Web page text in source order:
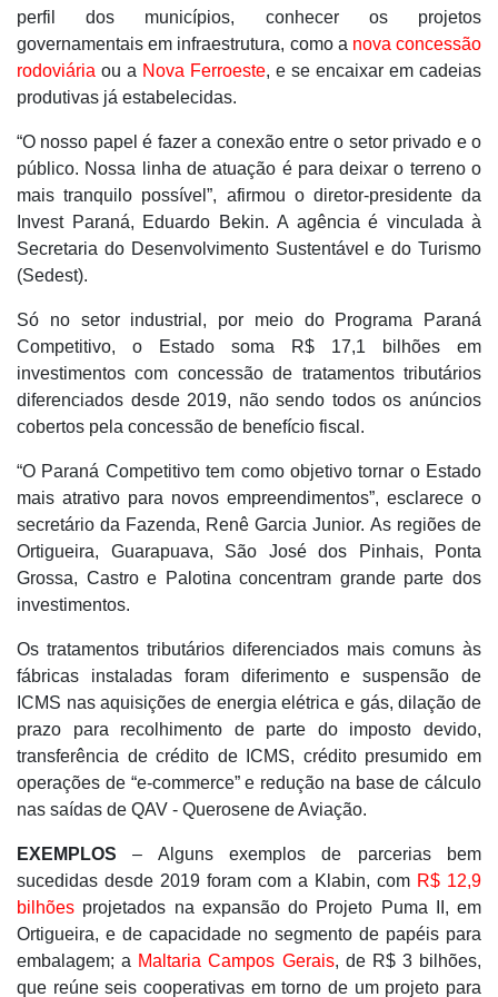
perfil dos municípios, conhecer os projetos
governamentais em infraestrutura, como a nova concessão
rodoviária ou a Nova Ferroeste, e se encaixar em cadeias
produtivas já estabelecidas.
“O nosso papel é fazer a conexão entre o setor privado e o
público. Nossa linha de atuação é para deixar o terreno o
mais tranquilo possível”, afirmou o diretor-presidente da
Invest Paraná, Eduardo Bekin. A agência é vinculada à
Secretaria do Desenvolvimento Sustentável e do Turismo
(Sedest).
Só no setor industrial, por meio do Programa Paraná
Competitivo, o Estado soma R$ 17,1 bilhões em
investimentos com concessão de tratamentos tributários
diferenciados desde 2019, não sendo todos os anúncios
cobertos pela concessão de benefício fiscal.
“O Paraná Competitivo tem como objetivo tornar o Estado
mais atrativo para novos empreendimentos”, esclarece o
secretário da Fazenda, Renê Garcia Junior. As regiões de
Ortigueira, Guarapuava, São José dos Pinhais, Ponta
Grossa, Castro e Palotina concentram grande parte dos
investimentos.
Os tratamentos tributários diferenciados mais comuns às
fábricas instaladas foram diferimento e suspensão de
ICMS nas aquisições de energia elétrica e gás, dilação de
prazo para recolhimento de parte do imposto devido,
transferência de crédito de ICMS, crédito presumido em
operações de “e-commerce” e redução na base de cálculo
nas saídas de QAV - Querosene de Aviação.
EXEMPLOS – Alguns exemplos de parcerias bem
sucedidas desde 2019 foram com a Klabin, com R$ 12,9
bilhões projetados na expansão do Projeto Puma II, em
Ortigueira, e de capacidade no segmento de papéis para
embalagem; a Maltaria Campos Gerais, de R$ 3 bilhões,
que reúne seis cooperativas em torno de um projeto para